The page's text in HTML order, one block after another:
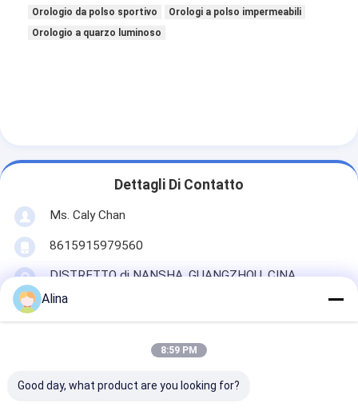
Orologio da polso sportivo
Orologi a polso impermeabili
Orologio a quarzo luminoso
Dettagli Di Contatto
Ms. Caly Chan
8615915979560
DISTRETTO di NANSHA, GUANGZHOU, CINA
Alina
8:59 PM
Good day, what product are you looking for?